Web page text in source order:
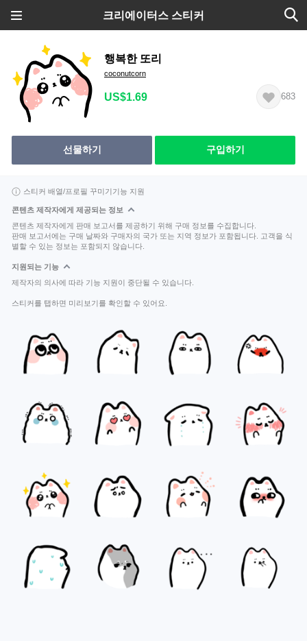
크리에이터스 스티커
행복한 또리
coconutcorn
US$1.69 683
선물하기 구입하기
스티커 배열/프로필 꾸미기기능 지원
콘텐츠 제작자에게 제공되는 정보
콘텐츠 제작자에게 판매 보고서를 제공하기 위해 구매 정보를 수집합니다.
판매 보고서에는 구매 날짜와 구매자의 국가 또는 지역 정보가 포함됩니다. 고객을 식
별할 수 있는 정보는 포함되지 않습니다.
지원되는 기능
제작자의 의사에 따라 기능 지원이 중단될 수 있습니다.
스티커를 탭하면 미리보기를 확인할 수 있어요.